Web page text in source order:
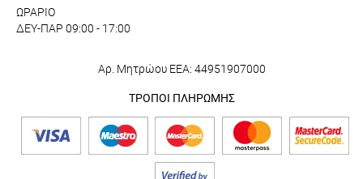
ΩΡΑΡΙΟ
ΔΕΥ-ΠΑΡ 09:00 - 17:00
Αρ. Μητρώου ΕΕΑ: 44951907000
ΤΡΟΠΟΙ ΠΛΗΡΩΜΗΣ